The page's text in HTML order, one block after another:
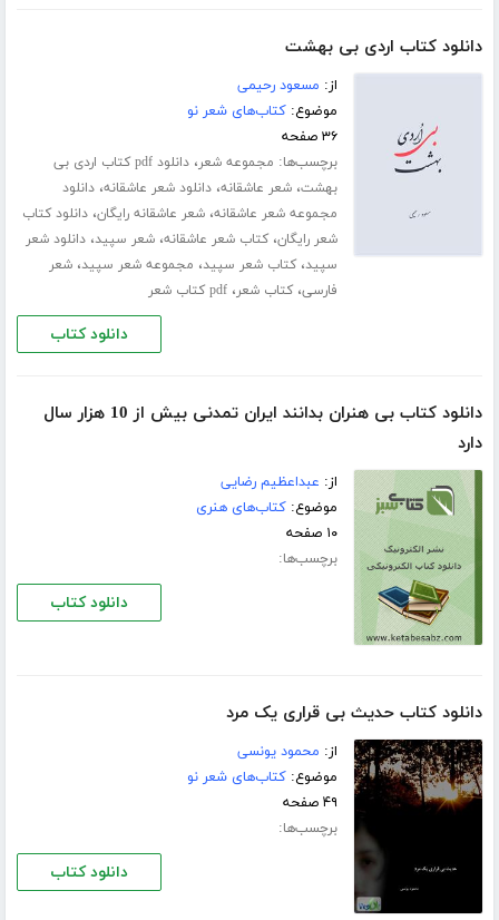
دانلود کتاب اردی بی بهشت
از: مسعود رحیمی
موضوع:کتاب‌های شعر نو
۳۶ صفحه
برچسب‌ها: مجموعه شعر،
دانلود pdf کتاب اردی بی
بهشت،شعر عاشقانه،دانلود شعر عاشقانه،دانلود
مجموعه شعر عاشقانه،شعر عاشقانه رایگان،دانلود کتاب
شعر رایگان،کتاب شعر عاشقانه،شعر سپید،دانلود شعر
سپید،کتاب شعر سپید، مجموعه شعر سپید،شعر
فارسی،کتاب شعر،pdf کتاب شعر
دانلود کتاب
دانلود کتاب بی هنران بدانند ایران تمدنی بیش از 10 هزار سال
دارد
از: عبداعظیم رضایی
موضوع:کتاب‌های هنری
۱۰ صفحه
برچسب‌ها:
دانلود کتاب
دانلود کتاب حدیث بی قراری یک مرد
از: محمود یونسی
موضوع:کتاب‌های شعر نو
۴۹ صفحه
برچسب‌ها:
دانلود کتاب